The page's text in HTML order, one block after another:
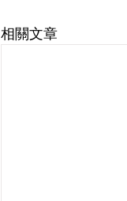
相關文章